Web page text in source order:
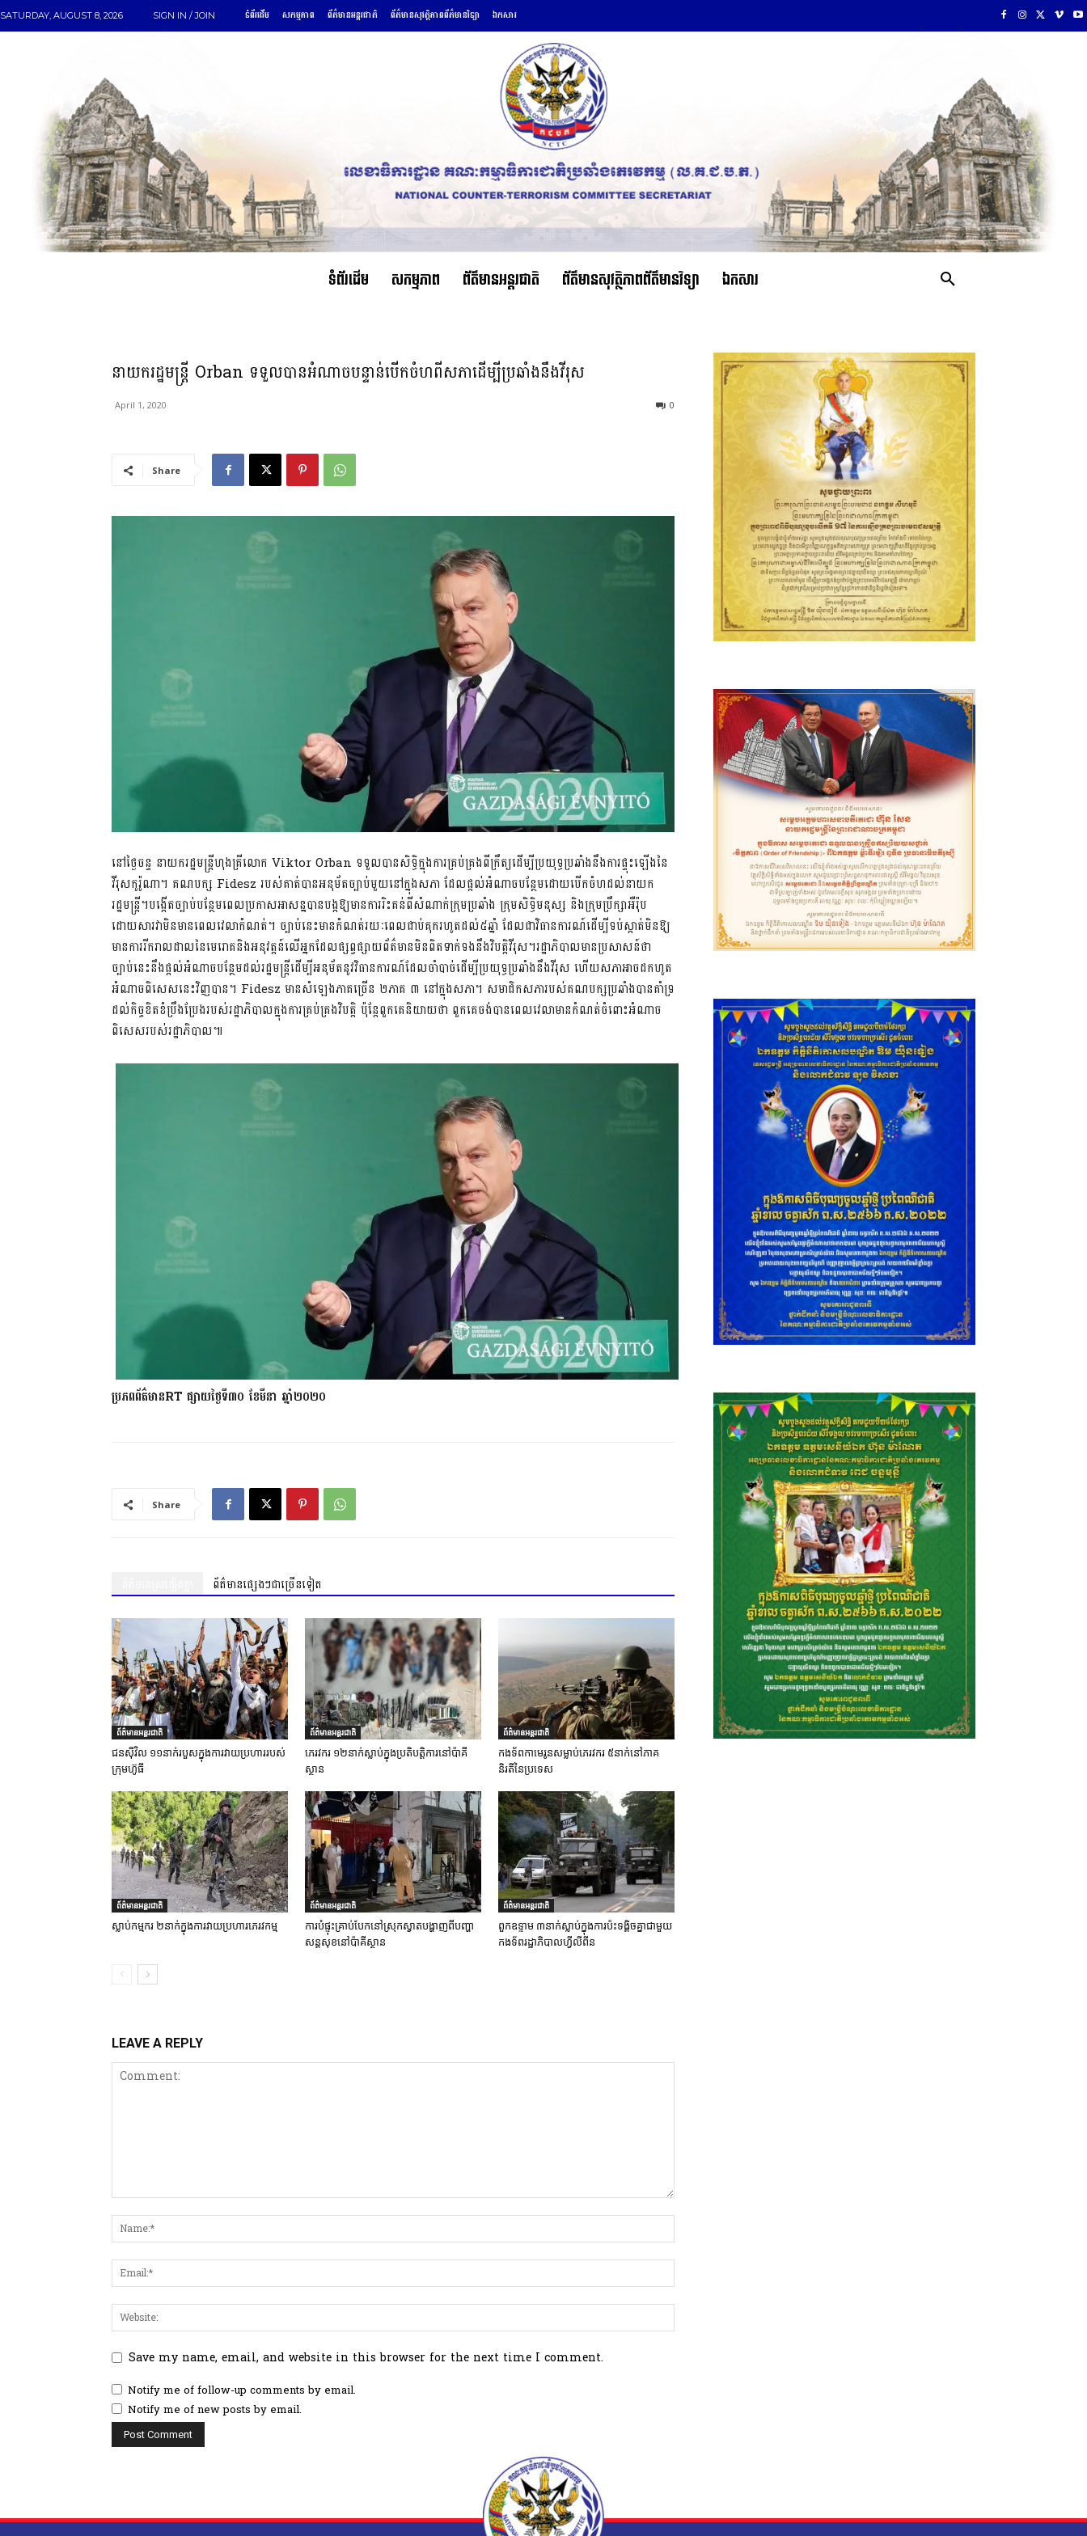
SATURDAY, AUGUST 8, 2026 SIGN IN / JOIN ទំព័រដើម សកម្មភាព ព័ត៌មានអន្តរជាតិ ព័ត៌មានសុវត្ថិភាពព័ត៌មានវិទ្យា ឯកសារ
ទំព័រដើម សកម្មភាព ព័ត៌មានអន្តរជាតិ ព័ត៌មានសុវត្ថិភាពព័ត៌មានវិទ្យា ឯកសារ
នាយករដ្ឋមន្រ្តី Orban ទទួលបានអំណាចបន្ទាន់បើកចំហពីសភាដើម្បីប្រឆាំងនឹងវីរុស
April 1, 2020 0
Share
នៅថ្ងៃចន្ទ នាយករដ្ឋមន្រ្តីហុងគ្រីលោក Viktor Orban ទទួលបានសិទ្ធិក្នុងការគ្រប់គ្រងពីក្រឹត្យដើម្បីប្រយុទ្ធប្រឆាំងនឹងការផ្ទុះឡើងនៃ
វីរុសកូរ៉ូណា។ គណបក្ស Fidesz របស់គាត់បានអនុម័តច្បាប់មួយនៅក្នុងសភា ដែលផ្តល់អំណាចបន្ថែមដោយបើកចំហដល់នាយក
រដ្ឋមន្រ្តី។បង្កើតច្បាប់បន្ថែមពេលប្រកាសអាសន្នបានបង្កឱ្យមានការរិះគន់ពីសំណាក់ក្រុមប្រឆាំង ក្រុមសិទ្ធិមនុស្ស និងក្រុមប្រឹក្សាអឺរ៉ុប
ដោយសារវាមិនមានពេលវេលាកំណត់។ ច្បាប់នេះមានកំណត់រយៈពេលជាប់គុករហូតដល់៥ឆ្នាំ ដែលជាវិធានការណ៍ដើម្បីទប់ស្កាត់មិនឱ្យ
មានការរីករាលដាលនៃមេរោគនិងអនុវត្តន៍លើអ្នកដែលផ្សព្វផ្សាយព័ត៌មានមិនពិតទាក់ទងនឹងវិបត្តិវីរុស។រដ្ឋាភិបាលមានប្រសាសន៍ថា
ច្បាប់នេះនឹងផ្តល់អំណាចបន្ថែមដល់រដ្ឋមន្រ្តីដើម្បីអនុម័តនូវវិធានការណ៍ដែលចាំបាច់ដើម្បីប្រយុទ្ធប្រឆាំងនឹងវីរុស ហើយសភាអាចដកហូត
អំណាចពិសេសនេះវិញបាន។ Fidesz មានសំឡេងភាគច្រើន ២ភាគ ៣ នៅក្នុងសភា។ សមាជិកសភារបស់គណបក្សប្រឆាំងបានគាំទ្រ
ដល់កិច្ចខិតខំប្រឹងប្រែងរបស់រដ្ឋាភិបាលក្នុងការគ្រប់គ្រងវិបត្តិ ប៉ុន្តែពួកគេនិយាយថា ពួកគេចង់បានពេលវេលាមានកំណត់ចំពោះអំណាច
ពិសេសរបស់រដ្ឋាភិបាល៕
ប្រភពព័ត៌មានRT ផ្សាយថ្ងៃទី៣០ ខែមីនា ឆ្នាំ២០២០
Share
ព័ត៌មានផ្សេងៗជាច្រើនទៀត
ព័ត៌មានអន្តរជាតិ
ជនស៊ីវិល ១១នាក់របួសក្នុងការវាយប្រហាររបស់
ក្រុមហ៊ូធី
ព័ត៌មានអន្តរជាតិ
ភេរវករ ១២នាក់ស្លាប់ក្នុងប្រតិបត្តិការនៅប៉ាគី
ស្ថាន
ព័ត៌មានអន្តរជាតិ
កងទ័ពកាមេរូនសម្លាប់ភេរវករ ៥នាក់នៅភាគ
និរតីនៃប្រទេស
ព័ត៌មានអន្តរជាតិ
ស្លាប់កម្មករ ២នាក់ក្នុងការវាយប្រហារភេរវកម្ម
ព័ត៌មានអន្តរជាតិ
ការបំផ្ទុះគ្រាប់បែកនៅស្រុកស្វាតបង្ហាញពីបញ្ហា
សន្តសុខនៅប៉ាគីស្ថាន
ព័ត៌មានអន្តរជាតិ
ពួកឧទ្ទាម ៣នាក់ស្លាប់ក្នុងការប៉ះទង្គិចគ្នាជាមួយ
កងទ័ពរដ្ឋាភិបាលហ្វីលីពីន
LEAVE A REPLY
Save my name, email, and website in this browser for the next time I comment.
Notify me of follow-up comments by email.
Notify me of new posts by email.